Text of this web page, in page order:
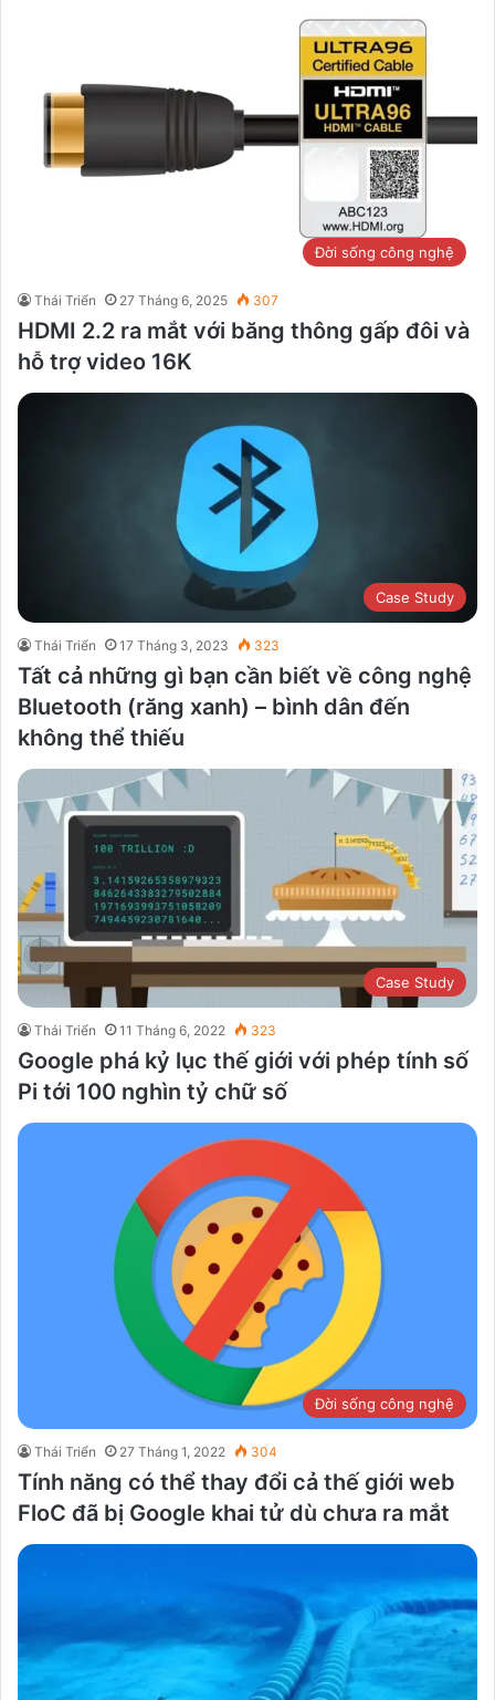
Đời sống công nghệ
Thái Triển 27 Tháng 6, 2025 307
HDMI 2.2 ra mắt với băng thông gấp đôi và
hỗ trợ video 16K
Case Study
Thái Triển 17 Tháng 3, 2023 323
Tất cả những gì bạn cần biết về công nghệ
Bluetooth (răng xanh) – bình dân đến
không thể thiếu
Case Study
Thái Triển 11 Tháng 6, 2022 323
Google phá kỷ lục thế giới với phép tính số
Pi tới 100 nghìn tỷ chữ số
Đời sống công nghệ
Thái Triển 27 Tháng 1, 2022 304
Tính năng có thể thay đổi cả thế giới web
FloC đã bị Google khai tử dù chưa ra mắt